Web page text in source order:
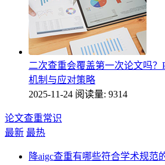
二次查重会覆盖第一次论文吗？
机制与应对策略
2025-11-24 阅读量: 9314
论文查重常识
最新 最热
降aigc查重有哪些符合学术规范